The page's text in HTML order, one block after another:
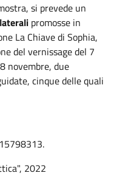
si prevede un
promosse in
La Chiave di Sophia,
del vernissage del 7
novembre, due
cinque delle quali
2022